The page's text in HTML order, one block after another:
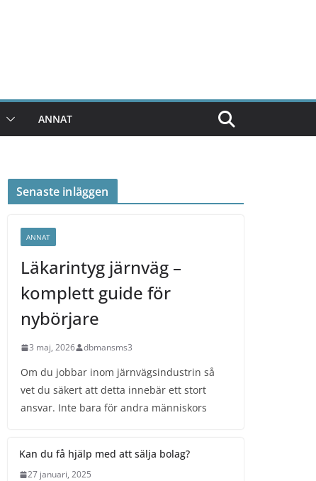
ANNAT
Senaste inläggen
ANNAT
Läkarintyg järnväg –
komplett guide för
nybörjare
3 maj, 2026 dbmansms3
Om du jobbar inom järnvägsindustrin så
vet du säkert att detta innebär ett stort
ansvar. Inte bara för andra människors
Kan du få hjälp med att sälja bolag?
27 januari, 2025